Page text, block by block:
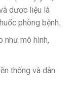
dược liệu là
phòng bệnh.
như mô hình,
thống và dân